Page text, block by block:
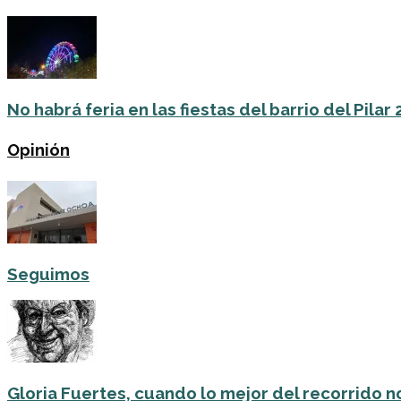
No habrá feria en las fiestas del barrio del Pilar
Opinión
Seguimos
Gloria Fuertes, cuando lo mejor del recorrido